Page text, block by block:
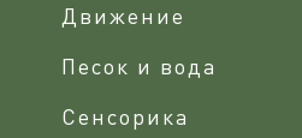
Движение
Песок и вода
Сенсорика